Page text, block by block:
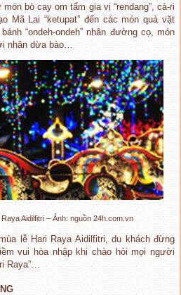
bò cay om tẩm gia vị “rendang”, cà-ri
Mã Lai “ketupat” đến các món quà vặt
“ondeh-ondeh” nhân đường cọ, món
nhân dừa bào…
Aidilfitri – Ảnh: nguồn 24h.com.vn
lễ Hari Raya Aidilfitri, du khách đừng
vui hòa nhập khi chào hỏi mọi người
Raya”…